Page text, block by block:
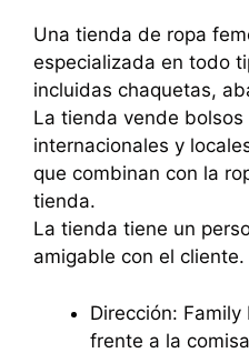
Una tienda de ropa
especializada en todo
incluidas chaquetas,
La tienda vende
internacionales y
que combinan con la
tienda.
La tienda tiene un
amigable con el cliente.
Dirección:
frente a la